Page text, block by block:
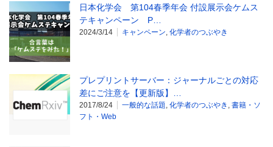
日本化学会 第104春季年会 付設展示会ケムス
テキャンペーン P…
2024/3/14 キャンペーン, 化学者のつぶやき
プレプリントサーバー：ジャーナルごとの対応
差にご注意を【更新版】…
2017/8/24 一般的な話題, 化学者のつぶやき , 書籍・ソ
フト・Web